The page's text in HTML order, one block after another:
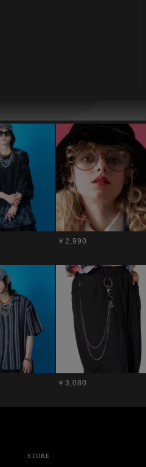
￥2,990
￥3,080
STORE